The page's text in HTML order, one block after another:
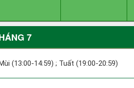
7
(13:00-14:59) ; Tuất (19:00-20:59)